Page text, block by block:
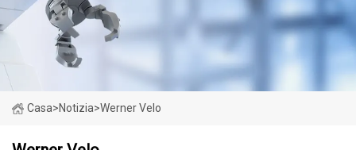
Casa>Notizia>Werner Velo